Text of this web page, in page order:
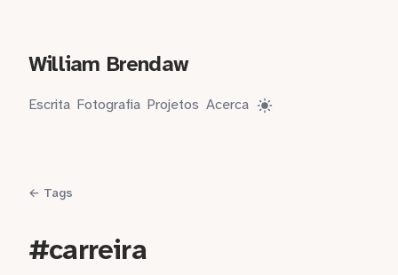
William Brendaw
Escrita Fotografia Projetos Acerca
← Tags
#carreira